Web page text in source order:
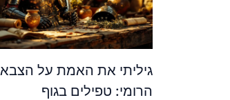
גיליתי את האמת על הצבא
הרומי: טפילים בגוף